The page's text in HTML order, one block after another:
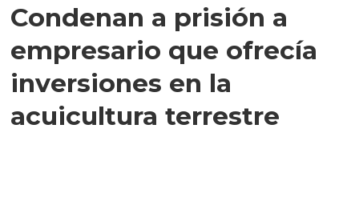
Condenan a prisión a
empresario que ofrecía
inversiones en la
acuicultura terrestre